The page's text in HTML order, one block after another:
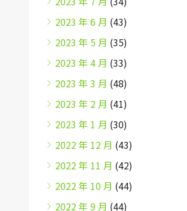
2023 年 6 月 (43)
2023 年 5 月 (35)
2023 年 4 月 (33)
2023 年 3 月 (48)
2023 年 2 月 (41)
2023 年 1 月 (30)
2022 年 12 月 (43)
2022 年 11 月 (42)
2022 年 10 月 (44)
2022 年 9 月 (44)